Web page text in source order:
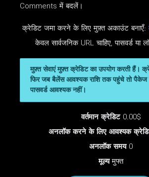
Comments में बदलें।
क्रेडिट जमा करने के लिए मुफ़्त अकाउंट बनाएँ:
केवल सार्वजनिक URL चाहिए, पासवर्ड या
मुफ़्त सेवाएं मुफ़्त क्रेडिट का उपयोग करती हैं।
फिर जब बैलेंस आवश्यक राशि तक पहुंचे तो पैकेज
पासवर्ड आवश्यक नहीं।
वर्तमान क्रेडिट 0.00$
अनलॉक करने के लिए आवश्यक
अनलॉक समय0
मूल्यमुफ्त